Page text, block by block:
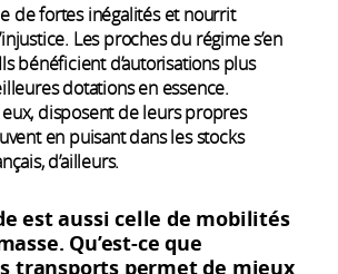
de fortes inégalités et nourrit
Les proches du régime s’en
bénéficient d’autorisations plus
dotations en essence.
disposent de leurs propres
en puisant dans les stocks
d’ailleurs.
est aussi celle de mobilités
Qu’est-ce que
transports permet de mieux